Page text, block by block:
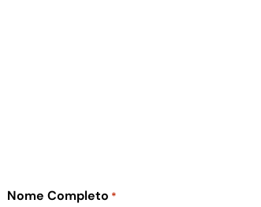
Nome Completo *